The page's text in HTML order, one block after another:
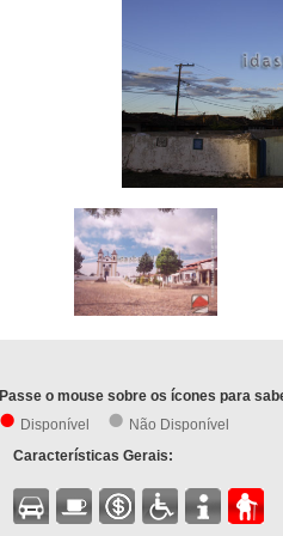
Passe o mouse sobre os ícones para
Disponível
Não Disponível
Características Gerais: